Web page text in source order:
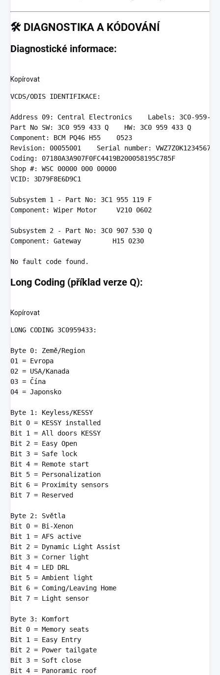
🛠️ DIAGNOSTIKA A KÓDOVÁNÍ
Diagnostické informace:
Kopírovat
VCDS/ODIS IDENTIFIKACE:
Address 09: Central Electronics    Labels: 3C0-959-
Part No SW: 3C0 959 433 Q    HW: 3C0 959 433
Component : BCM PQ46 H55 0523
Revision: 00055001
Coding: 07180
Shop #: WSC 00000 000 00000
VCID: 3D79F8E6D9C1
Subsystem 1 - Part No: 3C1 955 119
Component : Wiper Motor     V210 0602
Subsystem 2 - Part No: 3C0 907 530
Component : Gateway        H15 0230
No
Long Coding (příklad verze Q):
Kopírovat
LONG CODING 3C0959433:
Byte 0: Země/Region
01 = Evropa
02 = USA/Kanada
03 = Čína
04 = Japonsko
Byte 1: Keyless/KESSY
Bit 0 = KESSY installed
Bit 1 = All doors KESSY
Bit 2 = Easy Open
Bit 3 = Safe lock
Bit 4 = Remote start
Bit 5 = Personalization
Bit 6 = Proximity sensors
Bit 7 = Reserved
Byte 2: Světla
Bit 0 = Bi-Xenon
Bit 1 = AFS active
Bit 2 = Dynamic Light Assist
Bit 3 = Corner light
Bit 4 = LED DRL
Bit 5 = Ambient light
Bit 6 = Coming/Leaving Home
Bit 7 = Light sensor
Byte 3: Komfort
Bit 0 = Memory seats
Bit 1 = Easy Entry
Bit 2 = Power tailgate
Bit 3 = Soft close
Bit 4 = Panoramic roof